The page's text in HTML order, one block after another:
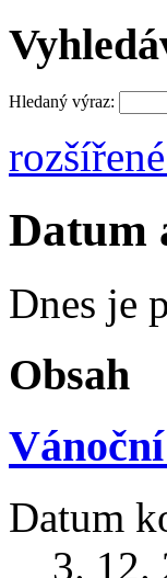
Hledaný výraz:
Datum
Dnes je
Obsah
Datum
3. 12.